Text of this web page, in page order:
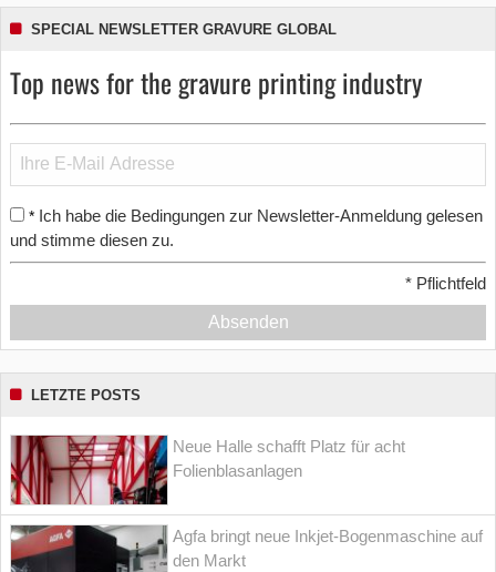
SPECIAL NEWSLETTER GRAVURE GLOBAL
Top news for the gravure printing industry
* Ich habe die Bedingungen zur Newsletter-Anmeldung gelesen
und stimme diesen zu.
* Pflichtfeld
Absenden
LETZTE POSTS
Neue Halle schafft Platz für acht
Folienblasanlagen
Agfa bringt neue Inkjet-Bogenmaschine auf
den Markt